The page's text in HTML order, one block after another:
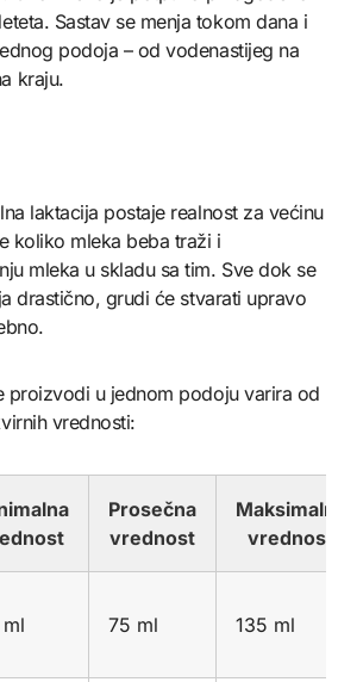
Sastav se menja tokom dana i
podoja – od vodenastijeg na
kraju.
laktacija postaje realnost za većinu
koliko mleka beba traži i
mleka u skladu sa tim. Sve dok se
drastično, grudi će stvarati upravo
proizvodi u jednom podoju varira od
vrednosti:
Prosečna
vrednost
vrednost
75 ml 135 ml